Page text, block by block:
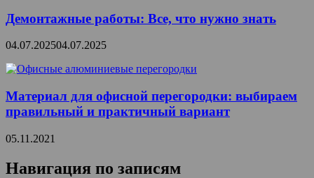
Демонтажные работы: Все, что нужно знать
04.07.202504.07.2025
Материал для офисной перегородки: выбираем
правильный и практичный вариант
05.11.2021
Навигация по записям